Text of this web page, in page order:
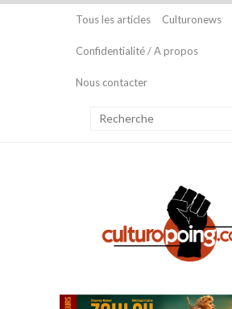
Tous les articles Culturonews
Confidentialité / A propos
Nous contacter